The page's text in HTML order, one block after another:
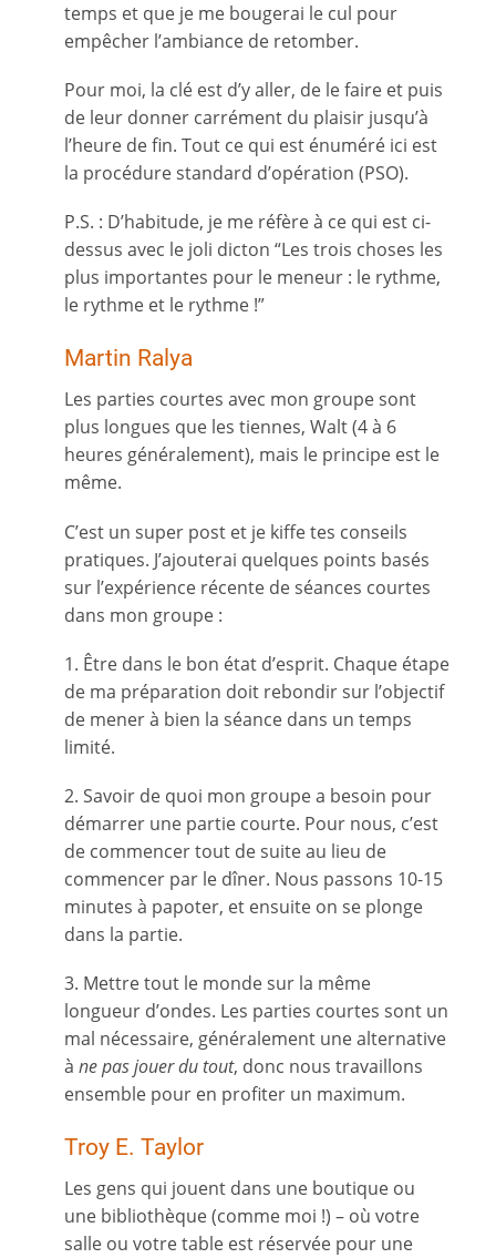
temps et que je me bougerai le cul pour
empêcher l’ambiance de retomber.
Pour moi, la clé est d’y aller, de le faire et puis
de leur donner carrément du plaisir jusqu’à
l’heure de fin. Tout ce qui est énuméré ici est
la procédure standard d’opération (PSO).
P.S. : D’habitude, je me réfère à ce qui est ci-
dessus avec le joli dicton “Les trois choses les
plus importantes pour le meneur : le rythme,
le rythme et le rythme !”
Martin Ralya
Les parties courtes avec mon groupe sont
plus longues que les tiennes, Walt (4 à 6
heures généralement), mais le principe est le
même.
C’est un super post et je kiffe tes conseils
pratiques. J’ajouterai quelques points basés
sur l’expérience récente de séances courtes
dans mon groupe :
1. Être dans le bon état d’esprit. Chaque étape
de ma préparation doit rebondir sur l’objectif
de mener à bien la séance dans un temps
limité.
2. Savoir de quoi mon groupe a besoin pour
démarrer une partie courte. Pour nous, c’est
de commencer tout de suite au lieu de
commencer par le dîner. Nous passons 10-15
minutes à papoter, et ensuite on se plonge
dans la partie.
3. Mettre tout le monde sur la même
longueur d’ondes. Les parties courtes sont un
mal nécessaire, généralement une alternative
à ne pas jouer du tout, donc nous travaillons
ensemble pour en profiter un maximum.
Troy E. Taylor
Les gens qui jouent dans une boutique ou
une bibliothèque (comme moi !) – où votre
salle ou votre table est réservée pour une